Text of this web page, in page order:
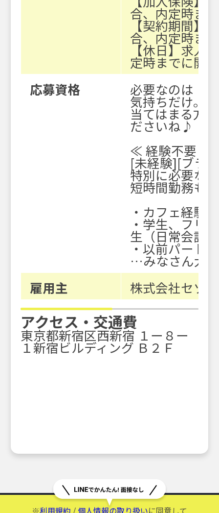
合、内定時ま
【契約期間】
合、内定時ま
【休日】求人
定時までに開
応募資格
必要なのは「
気持ちだけ。
当てはまる方
ださいね♪
≪ 経験不要！
[未経験][ブラ
特別に必要な
短時間勤務も
・カフェ経験
・学生、フリ
生（日常会話
・以前パート
…みなさん大
雇用主
株式会社セゾ
アクセス・交通費
東京都新宿区西新宿 １ー８ー
１新宿ビルディング Ｂ２Ｆ
※利用規約 / 個人情報の取り扱いに同意して